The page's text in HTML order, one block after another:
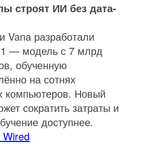
строят ИИ без дата-
Vana разработали
1 — модель с 7 млрд
обученную
на сотнях
компьютеров. Новый
сократить затраты и
доступнее.
Wired